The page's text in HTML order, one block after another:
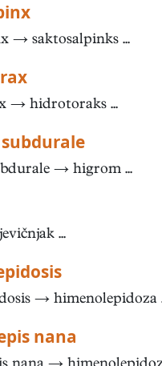
→ saktosalpinks ...
→ hidrotoraks ...
→ higrom ...
...
→ himenolepidoza
nana